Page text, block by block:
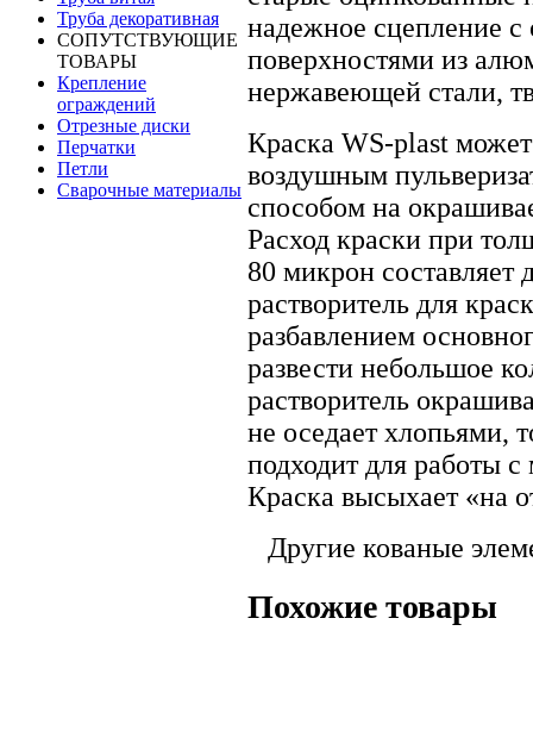
Труба декоративная
СОПУТСТВУЮЩИЕ
ТОВАРЫ
Крепление
ограждений
Отрезные диски
Перчатки
Петли
Сварочные материалы
надежное сцепление
поверхностями из
нержавеющей стали,
Краска WS-plast
воздушным
способом на
Расход краски при
80 микрон
растворитель для
разбавлением
развести небольшое
растворитель
не оседает хлопьями,
подходит для работы
Краска высыхает «на
Другие кованые
Похожие товары